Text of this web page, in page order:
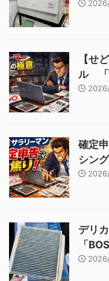
【せ
ル 「
確定
シン
デリ
「